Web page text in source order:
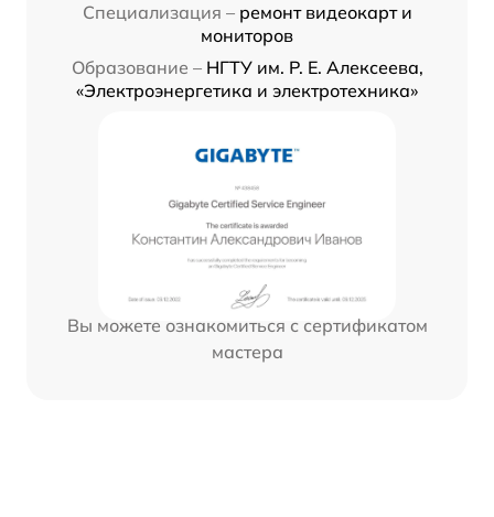
Специализация – ремонт видеокарт и
мониторов
Образование – НГТУ им. Р. Е. Алексеева,
«Электроэнергетика и электротехника»
Вы можете ознакомиться с сертификатом
мастера